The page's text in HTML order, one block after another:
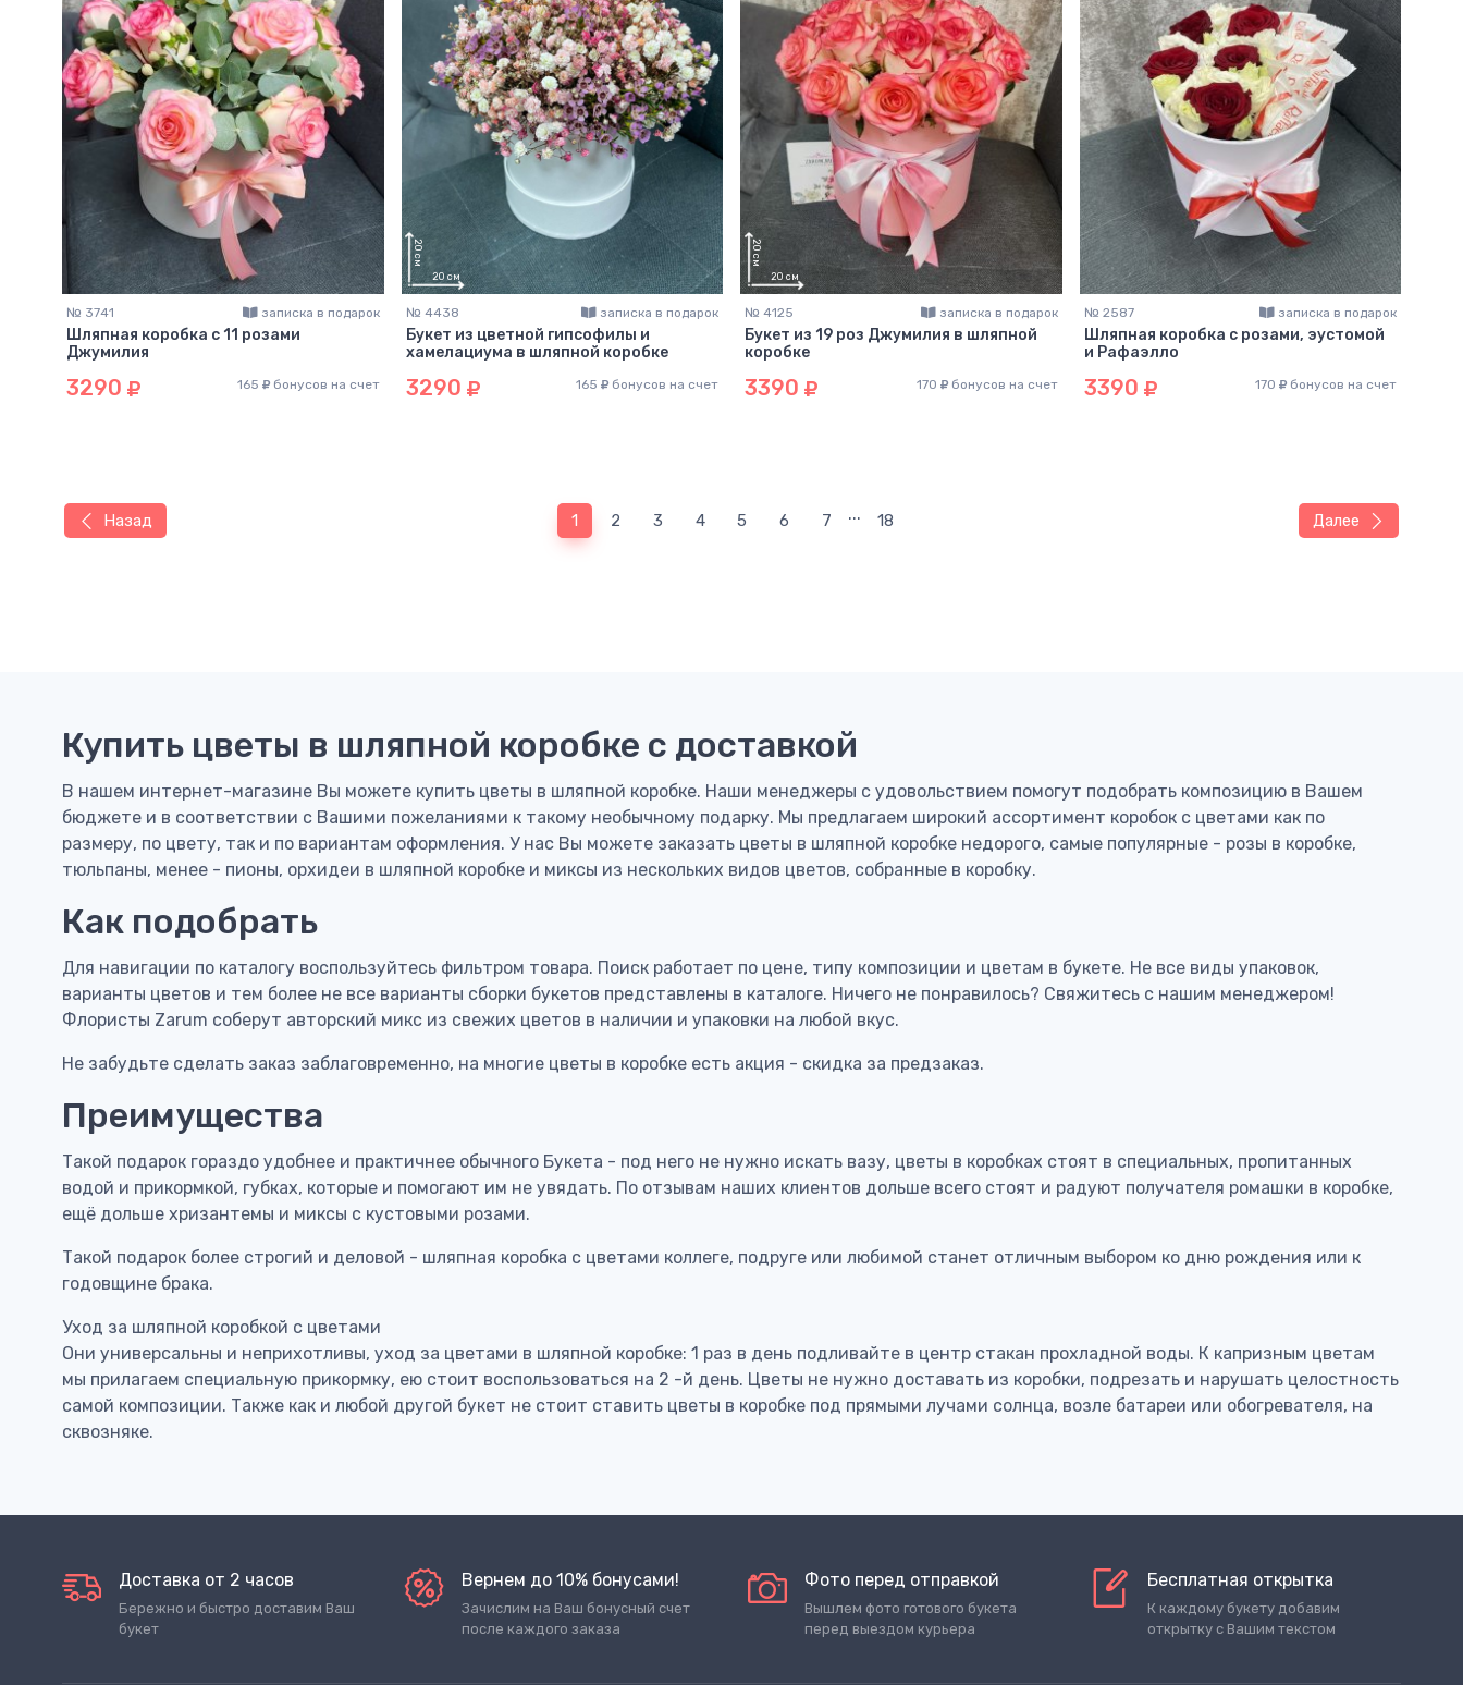
№ 3741 записка в подарок
Шляпная коробка с 11 розами
Джумилия
3290 165 бонусов на счет
20 см
№ 4438 записка в подарок
Букет из цветной гипсофилы и
хамелациума в шляпной коробке
3290 165 бонусов на счет
20см
№ 4125 записка в подарок
Букет из 19 роз Джумилия в шляпной
коробке
3390 170 бонусов на счет
№ 2587 записка в подарок
Шляпная коробка с розами, эустомой
и Рафаэлло
3390 170 бонусов на счет
Назад 1 (current)
2 3 4 5 6 7 ... 18 Далее
Купить цветы в шляпной коробке с доставкой
В нашем интернет-магазине Вы можете купить цветы в шляпной коробке. Наши менеджеры с удовольствием помогут подобрать композицию в Вашем
бюджете и в соответствии с Вашими пожеланиями к такому необычному подарку. Мы предлагаем широкий ассортимент коробок с цветами как по
размеру, по цвету, так и по вариантам оформления. У нас Вы можете заказать цветы в шляпной коробке недорого, самые популярные - розы в коробке,
тюльпаны, менее - пионы, орхидеи в шляпной коробке и миксы из нескольких видов цветов, собранные в коробку.
Как подобрать
Для навигации по каталогу воспользуйтесь фильтром товара. Поиск работает по цене, типу композиции и цветам в букете. Не все виды упаковок,
варианты цветов и тем более не все варианты сборки букетов представлены в каталоге. Ничего не понравилось? Свяжитесь с нашим менеджером!
Флористы Zarum соберут авторский микс из свежих цветов в наличии и упаковки на любой вкус.
Не забудьте сделать заказ заблаговременно, на многие цветы в коробке есть акция - скидка за предзаказ.
Преимущества
Такой подарок гораздо удобнее и практичнее обычного Букета - под него не нужно искать вазу, цветы в коробках стоят в специальных, пропитанных
водой и прикормкой, губках, которые и помогают им не увядать. По отзывам наших клиентов дольше всего стоят и радуют получателя ромашки в коробке,
ещё дольше хризантемы и миксы с кустовыми розами.
Такой подарок более строгий и деловой - шляпная коробка с цветами коллеге, подруге или любимой станет отличным выбором ко дню рождения или к
годовщине брака.
Уход за шляпной коробкой с цветами
Они универсальны и неприхотливы, уход за цветами в шляпной коробке: 1 раз в день подливайте в центр стакан прохладной воды. К капризным цветам
мы прилагаем специальную прикормку, ею стоит воспользоваться на 2 -й день. Цветы не нужно доставать из коробки, подрезать и нарушать целостность
самой композиции. Также как и любой другой букет не стоит ставить цветы в коробке под прямыми лучами солнца, возле батареи или обогревателя, на
сквозняке.
Доставка от 2 часов
Бережно и быстро доставим Ваш
букет
Вернем до 10% бонусами!
Зачислим на Ваш бонусный счет
после каждого заказа
Фото перед отправкой
Вышлем фото готового букета
перед выездом курьера
Бесплатная открытка
К каждому букету добавим
открытку с Вашим текстом